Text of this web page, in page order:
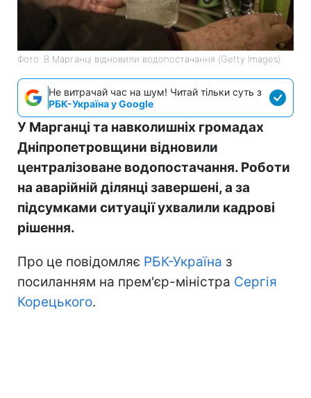
Фото: В Марганці відновили водопостачання (Getty Images)
Не витрачай час на шум! Читай тільки суть з
РБК-Україна у Google
У Марганці та навколишніх громадах
Дніпропетровщини відновили
централізоване водопостачання. Роботи
на аварійній ділянці завершені, а за
підсумками ситуації ухвалили кадрові
рішення.
Про це повідомляє РБК-Україна з
посиланням на прем'єр-міністра Сергія
Корецького.